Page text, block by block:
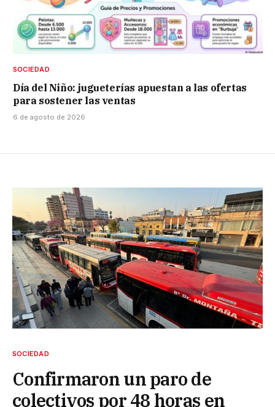
SOCIEDAD
Día del Niño: jugueterías apuestan a las ofertas
para sostener las ventas
6 de agosto de 2026
SOCIEDAD
Confirmaron un paro de
colectivos por 48 horas en